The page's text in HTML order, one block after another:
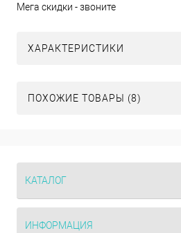
Мега скидки - звоните
ХАРАКТЕРИСТИКИ
ПОХОЖИЕ ТОВАРЫ (8)
КАТАЛОГ
ИНФОРМАЦИЯ